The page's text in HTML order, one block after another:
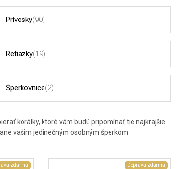
Prívesky(90)
Retiazky(19)
Šperkovnice(2)
korálky, ktoré vám budú pripomínať tie najkrajšie
vašim jedinečným osobným šperkom
zdarma Doprava zdarma